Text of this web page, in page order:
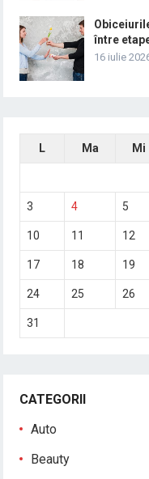
între
16 iulie
L Ma Mi
3 4 5
10 11 12
17 18 19
24 25 26
31
CATEGORII
Auto
Beauty